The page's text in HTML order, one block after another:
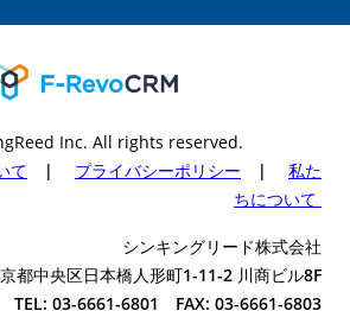
Inc. All rights reserved.
て | プライバシーポリシー | 私た
ちについて
シンキングリード株式会社
都中央区日本橋人形町1-11-2 川商ビル8F
TEL: 03-6661-6801 FAX: 03-6661-6803